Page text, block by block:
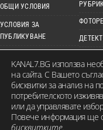
ОБЩИ УСЛОВИЯ
УСЛОВИЯ ЗА
ПУБЛИКУВАНЕ
КАРТА НА САЙТА
© 2026 KANAL7.BG –
KANAL7.BG използва
на сайта. С Вашето
бисквитки за анализ на
потребителското
или да управлявате
Повече информация ще
бисквитките.